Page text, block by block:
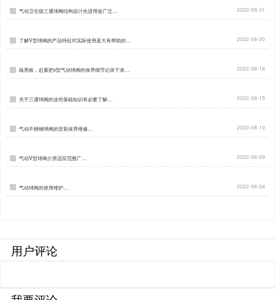
气动卫生级三通球阀结构设计先进用途广泛… 2022-08-31
了解V型球阀的产品特征对实际使用是大有帮助的… 2022-08-30
敲黑板，赶紧把v型气动球阀的保养细节记录下来… 2022-08-16
关于三通球阀的这些基础知识有必要了解… 2022-08-15
气动不锈钢球阀的安装保养维修… 2022-08-10
气动V型球阀介质适应范围广… 2022-08-09
气动球阀的使用维护… 2022-08-04
用户评论